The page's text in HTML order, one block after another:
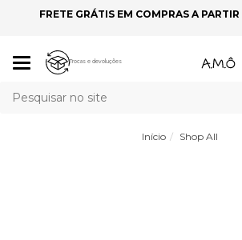
FRETE GRÁTIS EM COMPRAS A
Mudar
Trocas e devoluções
Início Shop All